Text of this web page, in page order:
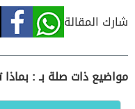
شارك المقالة
مواضيع ذات صلة بـ :